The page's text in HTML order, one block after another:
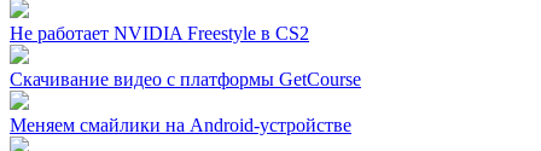
Не работает NVIDIA Freestyle в CS2
Скачивание видео с платформы GetCourse
Меняем смайлики на Android-устройстве